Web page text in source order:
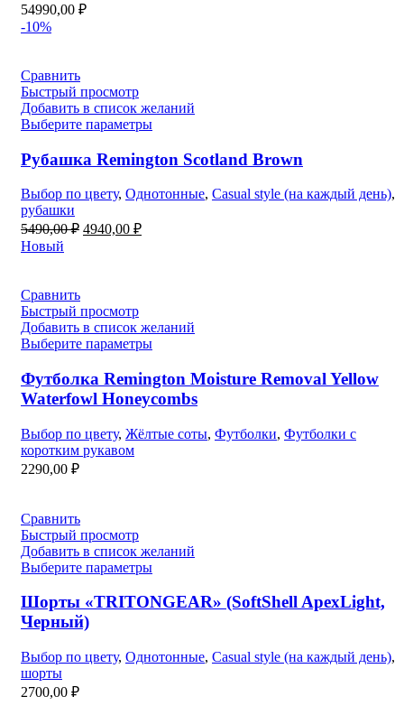
54990,00 ₽
-10%
Сравнить
Быстрый просмотр
Добавить в список желаний
Выберите параметры
Рубашка Remington Scotland Brown
Выбор по цвету, Однотонные, Casual style (на каждый день),
рубашки
5490,00₽ Первоначальная
4940,00 ₽Текущая
Новый
Сравнить
Быстрый просмотр
Добавить в список желаний
Выберите параметры
Футболка Remington Moisture Removal Yellow
Waterfowl Honeycombs
Выбор по цвету, Жёлтые соты, Футболки, Футболки с
коротким рукавом
2290,00 ₽
Сравнить
Быстрый просмотр
Добавить в список желаний
Выберите параметры
Шорты «TRITONGEAR» (SoftShell ApexLight,
Черный)
Выбор по цвету, Однотонные, Casual style (на каждый день),
шорты
2700,00 ₽